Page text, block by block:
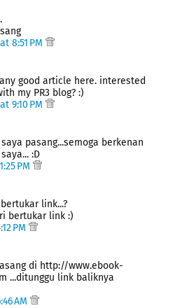
8:51 PM
good article here. interested
my PR3 blog? :)
9:10 PM
pasang...semoga berkenan
:D
PM
link...?
bertukar link :)
PM
di http://www.ebook-
...ditunggu link baliknya
AM